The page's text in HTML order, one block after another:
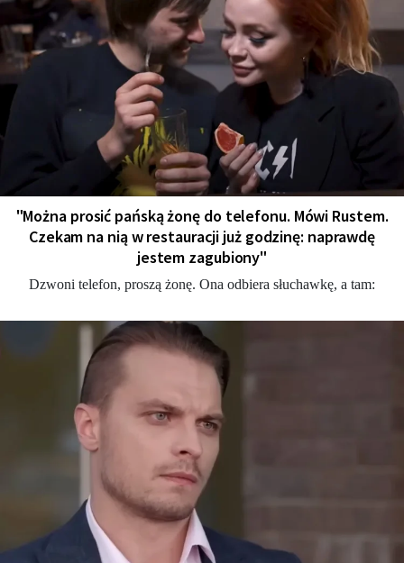
"Można prosić pańską żonę do telefonu. Mówi Rustem.
Czekam na nią w restauracji już godzinę: naprawdę
jestem zagubiony"
Dzwoni telefon, proszą żonę. Ona odbiera słuchawkę, a tam: